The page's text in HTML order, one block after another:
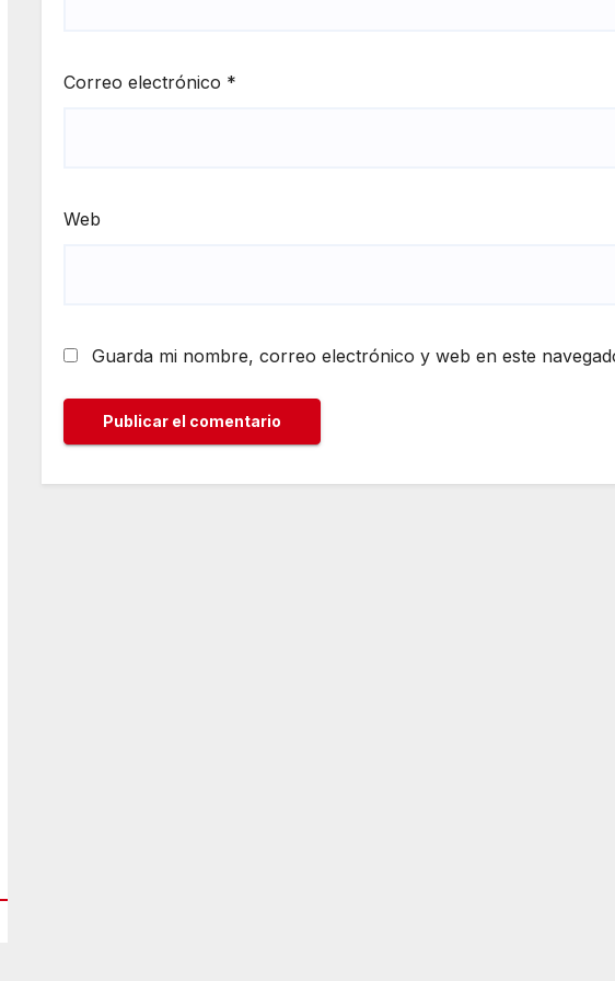
Correo electrónico *
Web
Guarda mi nombre, correo electrónico y web en este